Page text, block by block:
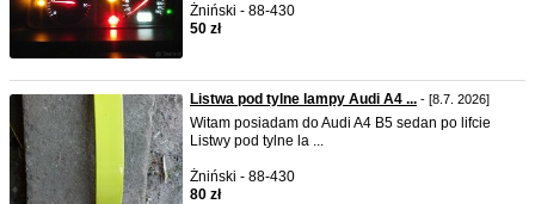
Żniński - 88-430
50 zł
Listwa pod tylne lampy Audi A4 ... - [8.7. 2026]
Witam posiadam do Audi A4 B5 sedan po lifcie
Listwy pod tylne la ...
Żniński - 88-430
80 zł